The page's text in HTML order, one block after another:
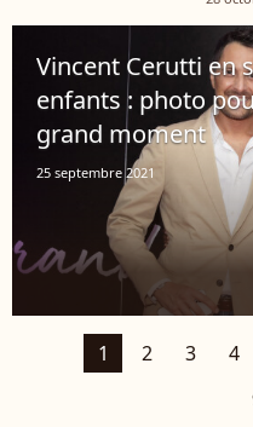
Vincent Cerutti en
enfants : photo
grand moment
25 septembre 2021
1 2 3 4